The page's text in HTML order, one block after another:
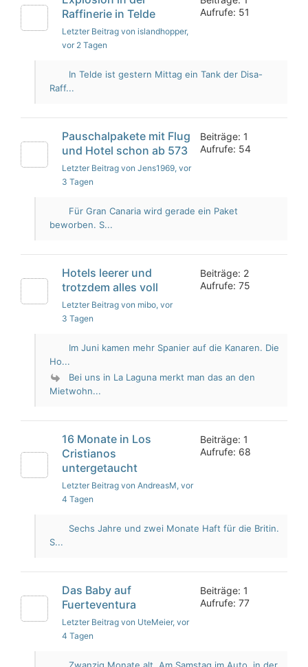
Raffinerie in Telde
Letzter Beitrag von islandhopper,
vor 2 Tagen
Aufrufe: 51
In Telde ist gestern Mittag ein Tank der Disa-
Raff...
Pauschalpakete mit Flug
und Hotel schon ab 573
Letzter Beitrag von Jens1969, vor
3 Tagen
Beiträge: 1
Aufrufe: 54
Für Gran Canaria wird gerade ein Paket
beworben. S...
Hotels leerer und
trotzdem alles voll
Letzter Beitrag von mibo, vor
3 Tagen
Beiträge: 2
Aufrufe: 75
Im Juni kamen mehr Spanier auf die Kanaren. Die
Ho...
Bei uns in La Laguna merkt man das an den
Mietwohn...
16 Monate in Los
Cristianos
untergetaucht
Letzter Beitrag von AndreasM, vor
4 Tagen
Beiträge: 1
Aufrufe: 68
Sechs Jahre und zwei Monate Haft für die Britin.
S...
Das Baby auf
Fuerteventura
Letzter Beitrag von UteMeier, vor
4 Tagen
Beiträge: 1
Aufrufe: 77
Zwanzig Monate alt. Am Samstag im Auto, in der